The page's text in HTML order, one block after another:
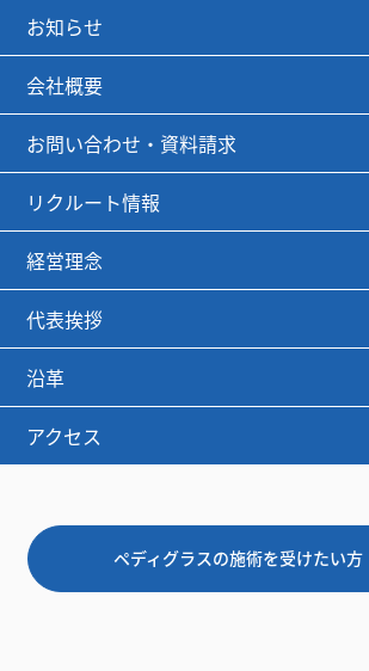
お知らせ
会社概要
お問い合わせ・資料請求
リクルート情報
経営理念
代表挨拶
沿革
アクセス
ペディグラスの施術を受けたい方